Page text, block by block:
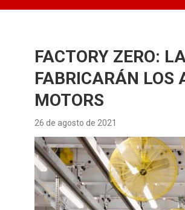
FACTORY ZERO:
FABRICARÁN LOS
MOTORS
26 de agosto de 2021